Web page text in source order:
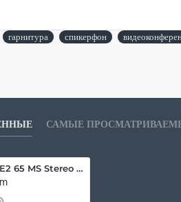
гарнитура спикерфон
САМЫЕ
Jabra EVOLVE2 65 MS Stereo Link380a (26699-999-999)